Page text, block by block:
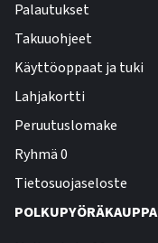
Palautukset
Takuuohjeet
Käyttöoppaat ja tuki
Lahjakortti
Peruutuslomake
Ryhmä 0
Tietosuojaseloste
POLKUPYÖRÄKAUPPA